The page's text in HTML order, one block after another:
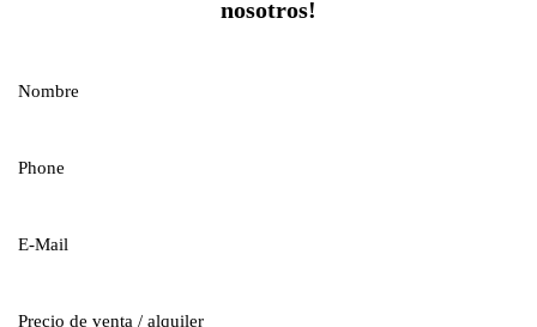
nosotros!
Nombre
Phone
E-Mail
Precio de venta / alquiler